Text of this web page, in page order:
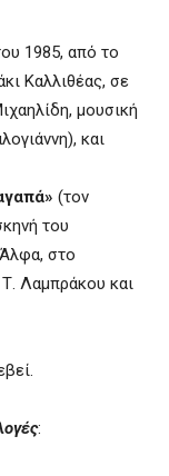
1985, από το
Καλλιθέας, σε
μουσική
και
(τον
του
στο
Λαμπράκου και
: